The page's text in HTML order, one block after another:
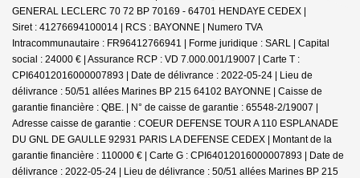
GENERAL LECLERC 70 72 BP 70169 - 64701 HENDAYE CEDEX |
Siret : 41276694100014 | RCS : BAYONNE | Numero TVA
Intracommunautaire : FR96412766941 | Forme juridique : SARL | Capital
social : 24000 € | Assurance RCP : VD 7.000.001/19007 | Carte T :
CPI64012016000007893 | Date de délivrance : 2022-05-24 | Lieu de
délivrance : 50/51 allées Marines BP 215 64102 BAYONNE | Caisse de
garantie financière : QBE. | N° de caisse de garantie : 65548-2/19007 |
Adresse caisse de garantie : COEUR DEFENSE TOUR A 110 ESPLANADE
DU GNL DE GAULLE 92931 PARIS LA DEFENSE CEDEX | Montant de la
garantie financière : 110000 € | Carte G : CPI64012016000007893 | Date de
délivrance : 2022-05-24 | Lieu de délivrance : 50/51 allées Marines BP 215